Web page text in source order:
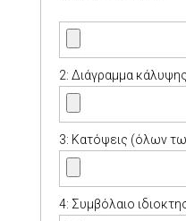
2: Διάγραμμα κάλυψης.
3: Κατόψεις (όλων
4: Συμβόλαιο